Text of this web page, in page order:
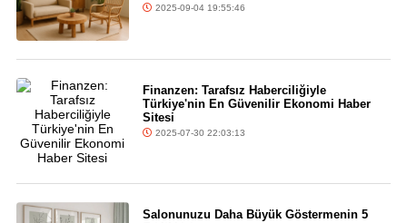
2025-09-04 19:55:46
Finanzen: Tarafsız Haberciliğiyle
Türkiye'nin En Güvenilir Ekonomi Haber
Sitesi
2025-07-30 22:03:13
Salonunuzu Daha Büyük Göstermenin 5